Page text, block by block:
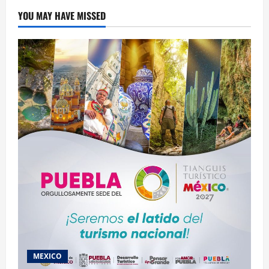
YOU MAY HAVE MISSED
MEXICO